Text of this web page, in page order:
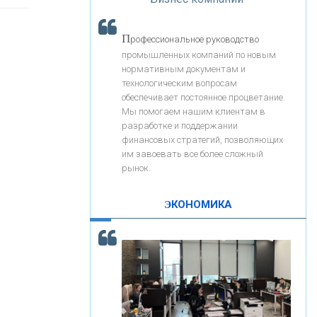
«РОСЕВРОБАНК»
«ПРЕСС-СЛУЖБА ВТБ24»
«АВТОГРАДБАНК»
КОНТАКТЫ
«Интервью»
Скорость - один из главных трендов в
кредитовании бизнеса - «Интервью»
Профессиональное руководство
промышленных компаний по новым
нормативным документам и
технологическим вопросам
обеспечивает постоянное процветание.
Мы помогаем нашим клиентам в
разработке и поддержании
финансовых стратегий, позволяющих
им завоевать все более сложный
рынок.
ЭКОНОМИКА